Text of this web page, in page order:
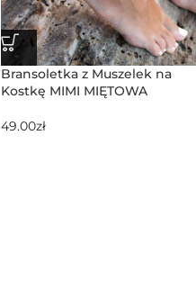
Bransoletka z Muszelek na
Kostkę MIMI MIĘTOWA
49.00zł